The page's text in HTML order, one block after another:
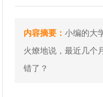
内容摘要：小编的大
火燎地说，最近几个
错了？